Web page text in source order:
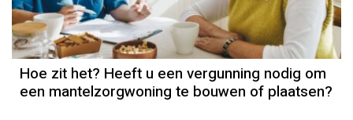
Hoe zit het? Heeft u een vergunning nodig om
een mantelzorgwoning te bouwen of plaatsen?